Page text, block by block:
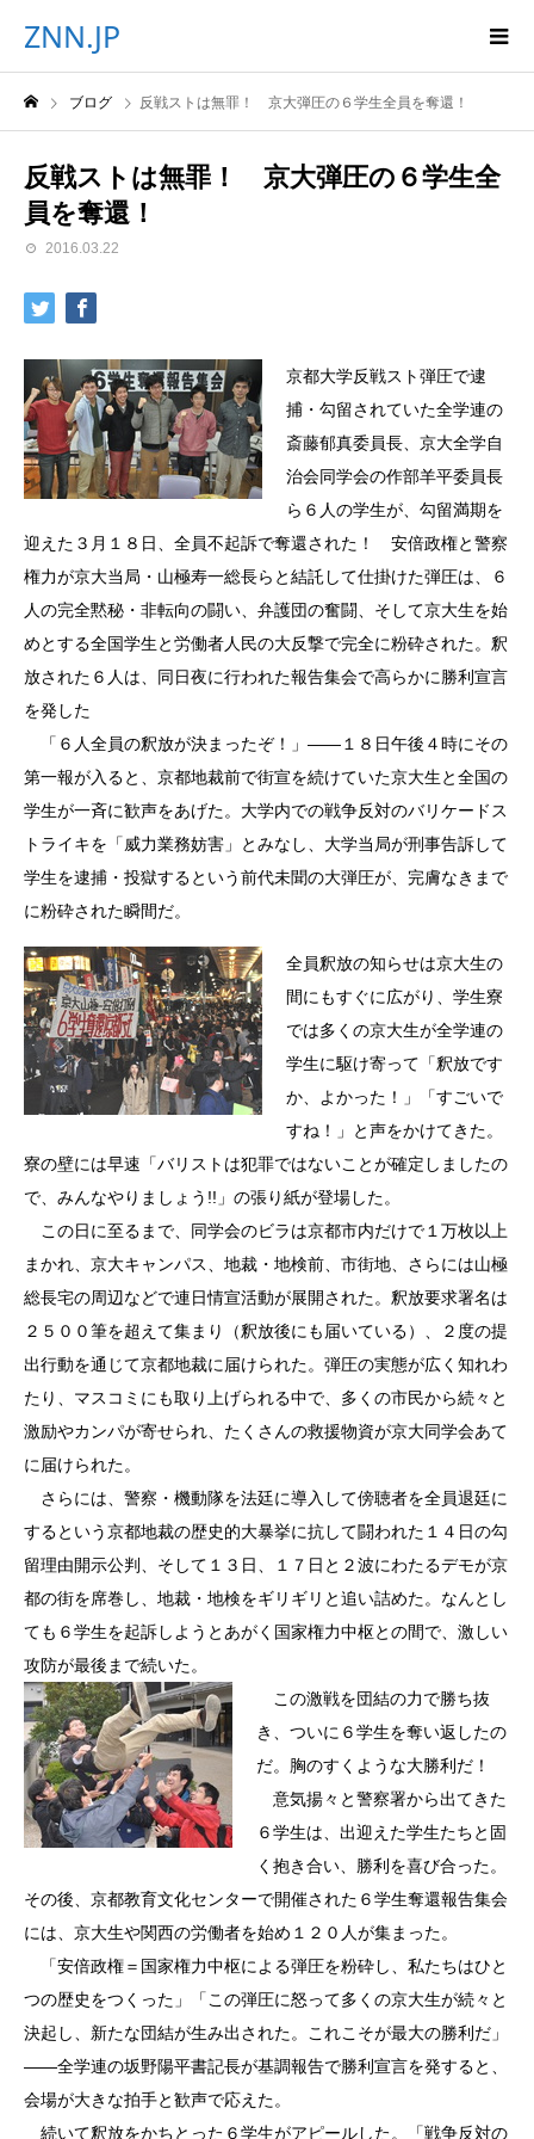
ZNN.JP
ブログ 反戦ストは無罪！ 京大弾圧の６学生全員を奪還！
反戦ストは無罪！ 京大弾圧の６学生全
員を奪還！
2016.03.22
京都大学反戦スト弾圧で逮
捕・勾留されていた全学連の
斎藤郁真委員長、京大全学自
治会同学会の作部羊平委員長
ら６人の学生が、勾留満期を
迎えた３月１８日、全員不起訴で奪還された！ 安倍政権と警察
権力が京大当局・山極寿一総長らと結託して仕掛けた弾圧は、６
人の完全黙秘・非転向の闘い、弁護団の奮闘、そして京大生を始
めとする全国学生と労働者人民の大反撃で完全に粉砕された。釈
放された６人は、同日夜に行われた報告集会で高らかに勝利宣言
を発した
「６人全員の釈放が決まったぞ！」――１８日午後４時にその
第一報が入ると、京都地裁前で街宣を続けていた京大生と全国の
学生が一斉に歓声をあげた。大学内での戦争反対のバリケードス
トライキを「威力業務妨害」とみなし、大学当局が刑事告訴して
学生を逮捕・投獄するという前代未聞の大弾圧が、完膚なきまで
に粉砕された瞬間だ。
全員釈放の知らせは京大生の
間にもすぐに広がり、学生寮
では多くの京大生が全学連の
学生に駆け寄って「釈放です
か、よかった！」「すごいで
すね！」と声をかけてきた。
寮の壁には早速「バリストは犯罪ではないことが確定しましたの
で、みんなやりましょう!!」の張り紙が登場した。
この日に至るまで、同学会のビラは京都市内だけで１万枚以上
まかれ、京大キャンパス、地裁・地検前、市街地、さらには山極
総長宅の周辺などで連日情宣活動が展開された。釈放要求署名は
２５００筆を超えて集まり（釈放後にも届いている）、２度の提
出行動を通じて京都地裁に届けられた。弾圧の実態が広く知れわ
たり、マスコミにも取り上げられる中で、多くの市民から続々と
激励やカンパが寄せられ、たくさんの救援物資が京大同学会あて
に届けられた。
さらには、警察・機動隊を法廷に導入して傍聴者を全員退廷に
するという京都地裁の歴史的大暴挙に抗して闘われた１４日の勾
留理由開示公判、そして１３日、１７日と２波にわたるデモが京
都の街を席巻し、地裁・地検をギリギリと追い詰めた。なんとし
ても６学生を起訴しようとあがく国家権力中枢との間で、激しい
攻防が最後まで続いた。
この激戦を団結の力で勝ち抜
き、ついに６学生を奪い返したの
だ。胸のすくような大勝利だ！
意気揚々と警察署から出てきた
６学生は、出迎えた学生たちと固
く抱き合い、勝利を喜び合った。
その後、京都教育文化センターで開催された６学生奪還報告集会
には、京大生や関西の労働者を始め１２０人が集まった。
「安倍政権＝国家権力中枢による弾圧を粉砕し、私たちはひと
つの歴史をつくった」「この弾圧に怒って多くの京大生が続々と
決起し、新たな団結が生み出された。これこそが最大の勝利だ」
――全学連の坂野陽平書記長が基調報告で勝利宣言を発すると、
会場が大きな拍手と歓声で応えた。
続いて釈放をかちとった６学生がアピールした。「戦争反対の